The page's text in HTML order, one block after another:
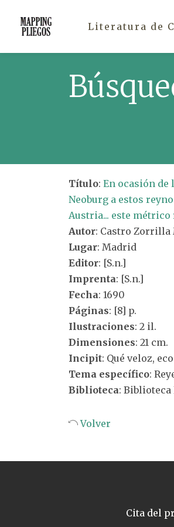
Literatura de
Título: En ocasión de
Neoburg a estos
Austria... este
Autor: Castro Zorrilla
Lugar: Madrid
Editor: [S.n.]
Imprenta: [S.n.]
Fecha: 1690
Páginas: [8] p.
Ilustraciones: 2 il.
Dimensiones: 21 cm.
Incipit: Qué veloz,
Tema específico:
Biblioteca: Biblioteca
Volver
Cita del